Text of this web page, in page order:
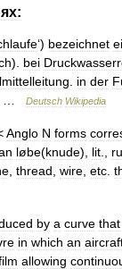
‘) bezeichnet
). bei
in der
Deutsch Wikipedia
Anglo N forms
løbe(knude), lit
thread wire etc
by a curve that
in which an
allowing